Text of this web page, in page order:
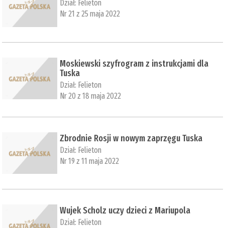
Dział: Felieton
Nr 21 z 25 maja 2022
Moskiewski szyfrogram z instrukcjami dla
Tuska
Dział: Felieton
Nr 20 z 18 maja 2022
Zbrodnie Rosji w nowym zaprzęgu Tuska
Dział: Felieton
Nr 19 z 11 maja 2022
Wujek Scholz uczy dzieci z Mariupola
Dział: Felieton